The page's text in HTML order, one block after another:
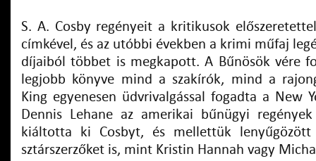
S. A. Cosby regényeit a kritikusok
címkével, és az utóbbi években a krimi műfaj
díjaiból többet is megkapott. A Bűnösök vére
legjobb könyve mind a szakírók, mind a
King egyenesen üdvrivalgással fogadta a New
Dennis Lehane az amerikai bűnügyi
kiáltotta ki Cosbyt, és mellettük
sztárszerzőket is, mint Kristin Hannah vagy